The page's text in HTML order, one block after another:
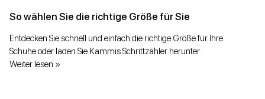
So wählen Sie die richtige Größe für Sie
Entdecken Sie schnell und einfach die richtige Größe für Ihre
Schuhe oder laden Sie Kammis Schrittzähler herunter.
Weiter lesen »